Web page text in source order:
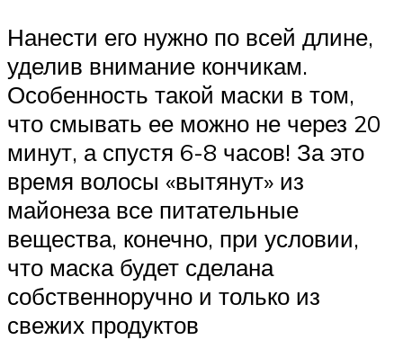
Нанести его нужно по всей длине,
уделив внимание кончикам.
Особенность такой маски в том,
что смывать ее можно не через 20
минут, а спустя 6-8 часов! За это
время волосы «вытянут» из
майонеза все питательные
вещества, конечно, при условии,
что маска будет сделана
собственноручно и только из
свежих продуктов